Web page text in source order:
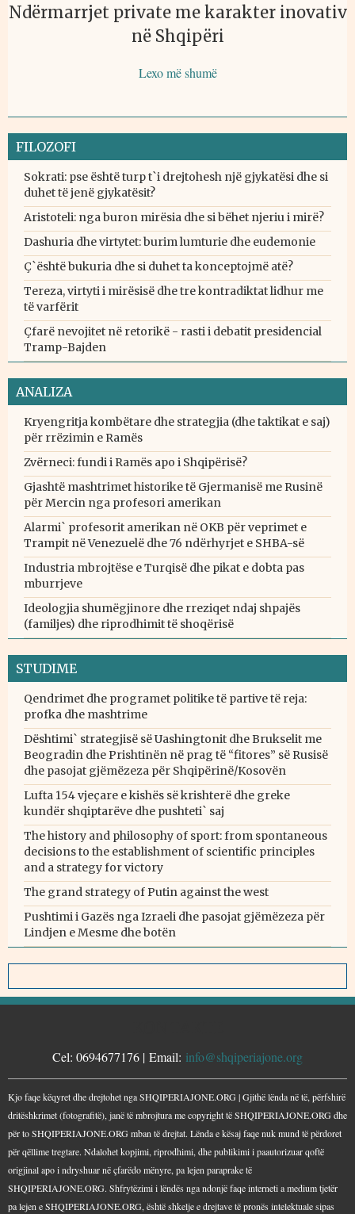
Ndërmarrjet private me karakter inovativ
në Shqipëri
Lexo më shumë
FILOZOFI
Sokrati: pse është turp t`i drejtohesh një gjykatësi dhe si
duhet të jenë gjykatësit?
Aristoteli: nga buron mirësia dhe si bëhet njeriu i mirë?
Dashuria dhe virtytet: burim lumturie dhe eudemonie
Ç`është bukuria dhe si duhet ta konceptojmë atë?
Tereza, virtyti i mirësisë dhe tre kontradiktat lidhur me
të varfërit
Çfarë nevojitet në retorikë - rasti i debatit presidencial
Tramp-Bajden
ANALIZA
Kryengritja kombëtare dhe strategjia (dhe taktikat e saj)
për rrëzimin e Ramës
Zvërneci: fundi i Ramës apo i Shqipërisë?
Gjashtë mashtrimet historike të Gjermanisë me Rusinë
për Mercin nga profesori amerikan
Alarmi` profesorit amerikan në OKB për veprimet e
Trampit në Venezuelë dhe 76 ndërhyrjet e SHBA-së
Industria mbrojtëse e Turqisë dhe pikat e dobta pas
mburrjeve
Ideologjia shumëgjinore dhe rreziqet ndaj shpajës
(familjes) dhe riprodhimit të shoqërisë
STUDIME
Qendrimet dhe programet politike të partive të reja:
profka dhe mashtrime
Dështimi` strategjisë së Uashingtonit dhe Brukselit me
Beogradin dhe Prishtinën në prag të “fitores” së Rusisë
dhe pasojat gjëmëzeza për Shqipërinë/Kosovën
Lufta 154 vjeçare e kishës së krishterë dhe greke
kundër shqiptarëve dhe pushteti` saj
The history and philosophy of sport: from spontaneous
decisions to the establishment of scientific principles
and a strategy for victory
The grand strategy of Putin against the west
Pushtimi i Gazës nga Izraeli dhe pasojat gjëmëzeza për
Lindjen e Mesme dhe botën
Cel: 0694677176 | Email: info@shqiperiajone.org
Kjo faqe këqyret dhe drejtohet nga SHQIPERIAJONE.ORG | Gjithë lënda në të, përfshirë
dritëshkrimet (fotografitë), janë të mbrojtura me copyright të SHQIPERIAJONE.ORG dhe
për to SHQIPERIAJONE.ORG mban të drejtat. Lënda e kësaj faqe nuk mund të përdoret
për qëllime tregtare. Ndalohet kopjimi, riprodhimi, dhe publikimi i paautorizuar qoftë
origjinal apo i ndryshuar në çfarëdo mënyre, pa lejen paraprake të
SHQIPERIAJONE.ORG. Shfrytëzimi i lëndës nga ndonjë faqe interneti a medium tjetër
pa lejen e SHQIPERIAJONE.ORG, është shkelje e drejtave të pronës intelektuale sipas